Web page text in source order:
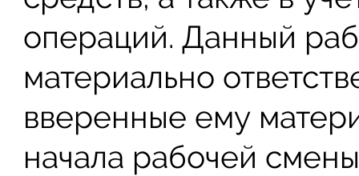
операций. Данный
материально
вверенные ему
начала рабочей